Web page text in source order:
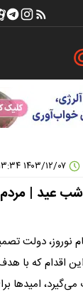
شب عید |
نوروز، دولت
اقدام که با
امیدها